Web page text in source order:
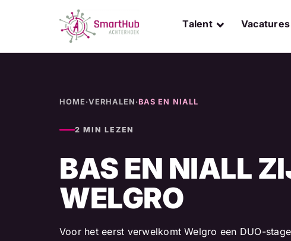
Talent Vacatures
HOME ·VERHALEN ·BAS EN NIALL
2 MIN LEZEN
BAS EN NIALL
WELGRO
Voor het eerst verwelkomt Welgro een DUO-